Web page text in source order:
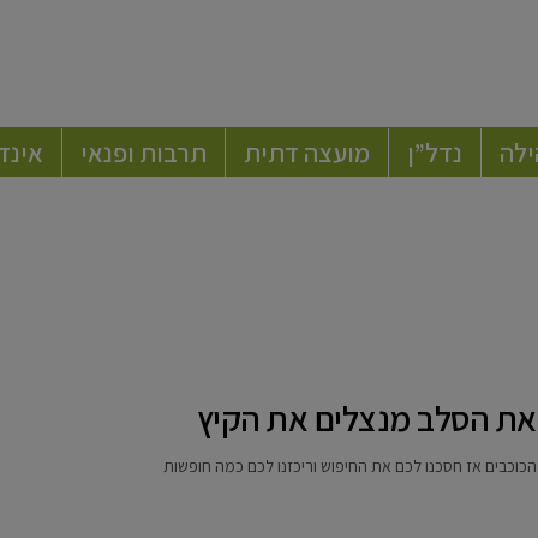
נדל”ן מועצה דתית תרבות ופנאי
הסלב מנצלים את הקיץ
אז חסכנו לכם את החיפוש וריכזנו לכם כמה חופשות